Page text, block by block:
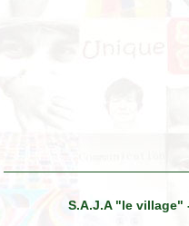
S.A.J.A "le village"